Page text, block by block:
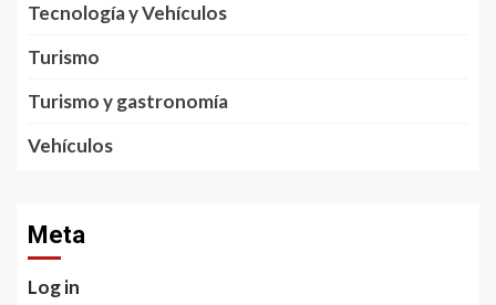
Tecnología y Vehículos
Turismo
Turismo y gastronomía
Vehículos
Meta
Log in